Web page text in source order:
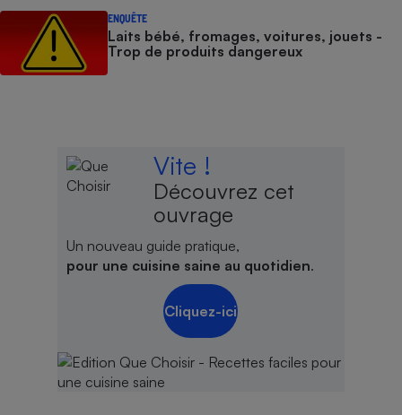
ENQUÊTE
Laits bébé, fromages, voitures, jouets -
Trop de produits dangereux
Vite !
Découvrez cet
ouvrage
Un nouveau guide pratique,
pour une cuisine saine au quotidien.
Cliquez-ici